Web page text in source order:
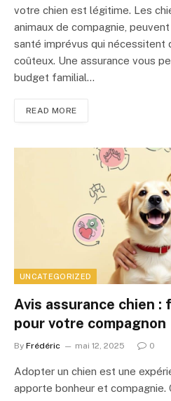
votre chien est légitime. Les
animaux de compagnie,
santé imprévus qui nécessitent
coûteux. Une assurance vous
budget familial…
READ MORE
UNCATEGORIZED
Avis assurance chien :
pour votre compagnon
By Frédéric mai 12, 2025 0
Adopter un chien est une
apporte bonheur et compagnie.